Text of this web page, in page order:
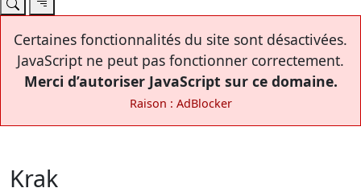
Certaines fonctionnalités du site sont désactivées.
JavaScript ne peut pas fonctionner correctement.
Merci d’autoriser JavaScript sur ce domaine.
Raison : AdBlocker
Krak